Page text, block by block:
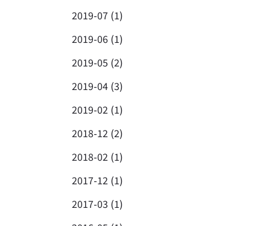
2019-07 (1)
2019-06 (1)
2019-05 (2)
2019-04 (3)
2019-02 (1)
2018-12 (2)
2018-02 (1)
2017-12 (1)
2017-03 (1)